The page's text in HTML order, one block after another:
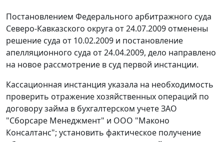
Постановлением Федерального арбитражного суда
Северо-Кавказского округа от 24.07.2009 отменены
решение суда от 10.02.2009 и постановление
апелляционного суда от 24.04.2009, дело направлено
на новое рассмотрение в суд первой инстанции.
Кассационная инстанция указала на необходимость
проверить отражение хозяйственных операций по
договору займа в бухгалтерском учете ЗАО
"Сборсаре Менеджмент" и ООО "Маконо
Консалтанс"; установить фактическое получение